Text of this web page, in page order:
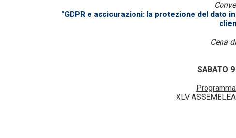
"GDPR e assicurazioni: la protezione del dato
Cena
SABATO 9
XLV